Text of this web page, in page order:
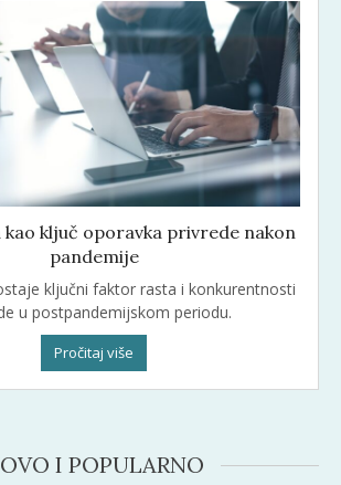
ključ oporavka privrede nakon
pandemije
ključni faktor rasta i konkurentnosti
u postpandemijskom periodu.
Pročitaj više
I POPULARNO